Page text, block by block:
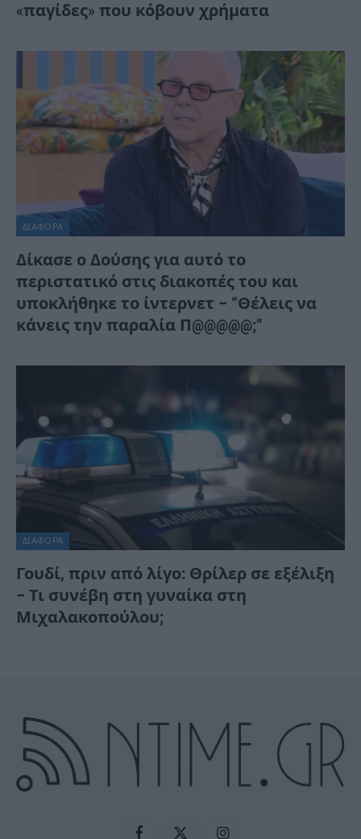
«παγίδες» που κόβουν χρήματα
ΔΙΆΦΟΡΑ
Δίκασε ο Δούσης για αυτό το
περιστατικό στις διακοπές του και
υποκλήθηκε το ίντερνετ – “Θέλεις να
κάνεις την παραλία Π@@@@@;”
ΔΙΆΦΟΡΑ
Γουδί, πριν από λίγο: Θρίλερ σε εξέλιξη
– Τι συνέβη στη γυναίκα στη
Μιχαλακοπούλου;